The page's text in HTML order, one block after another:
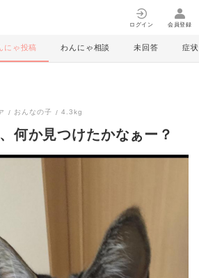
ログイン 会員登録
にゃ投稿 わんにゃ相談 未回答 症状
おんなの子 4.3kg
何か見つけたかなぁー？